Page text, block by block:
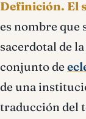
Definición. El
es nombre que
sacerdotal de
conjunto de
de una
traducción del